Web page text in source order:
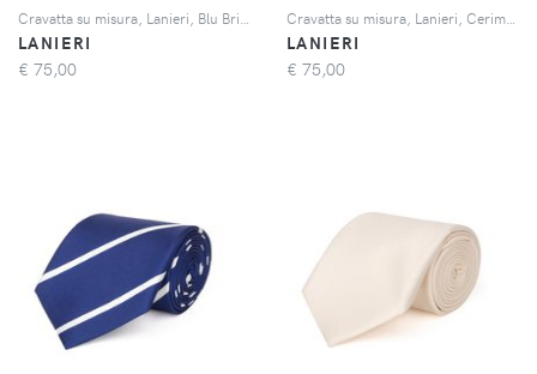
LANIERI
€ 75,00
LANIERI
€ 75,00